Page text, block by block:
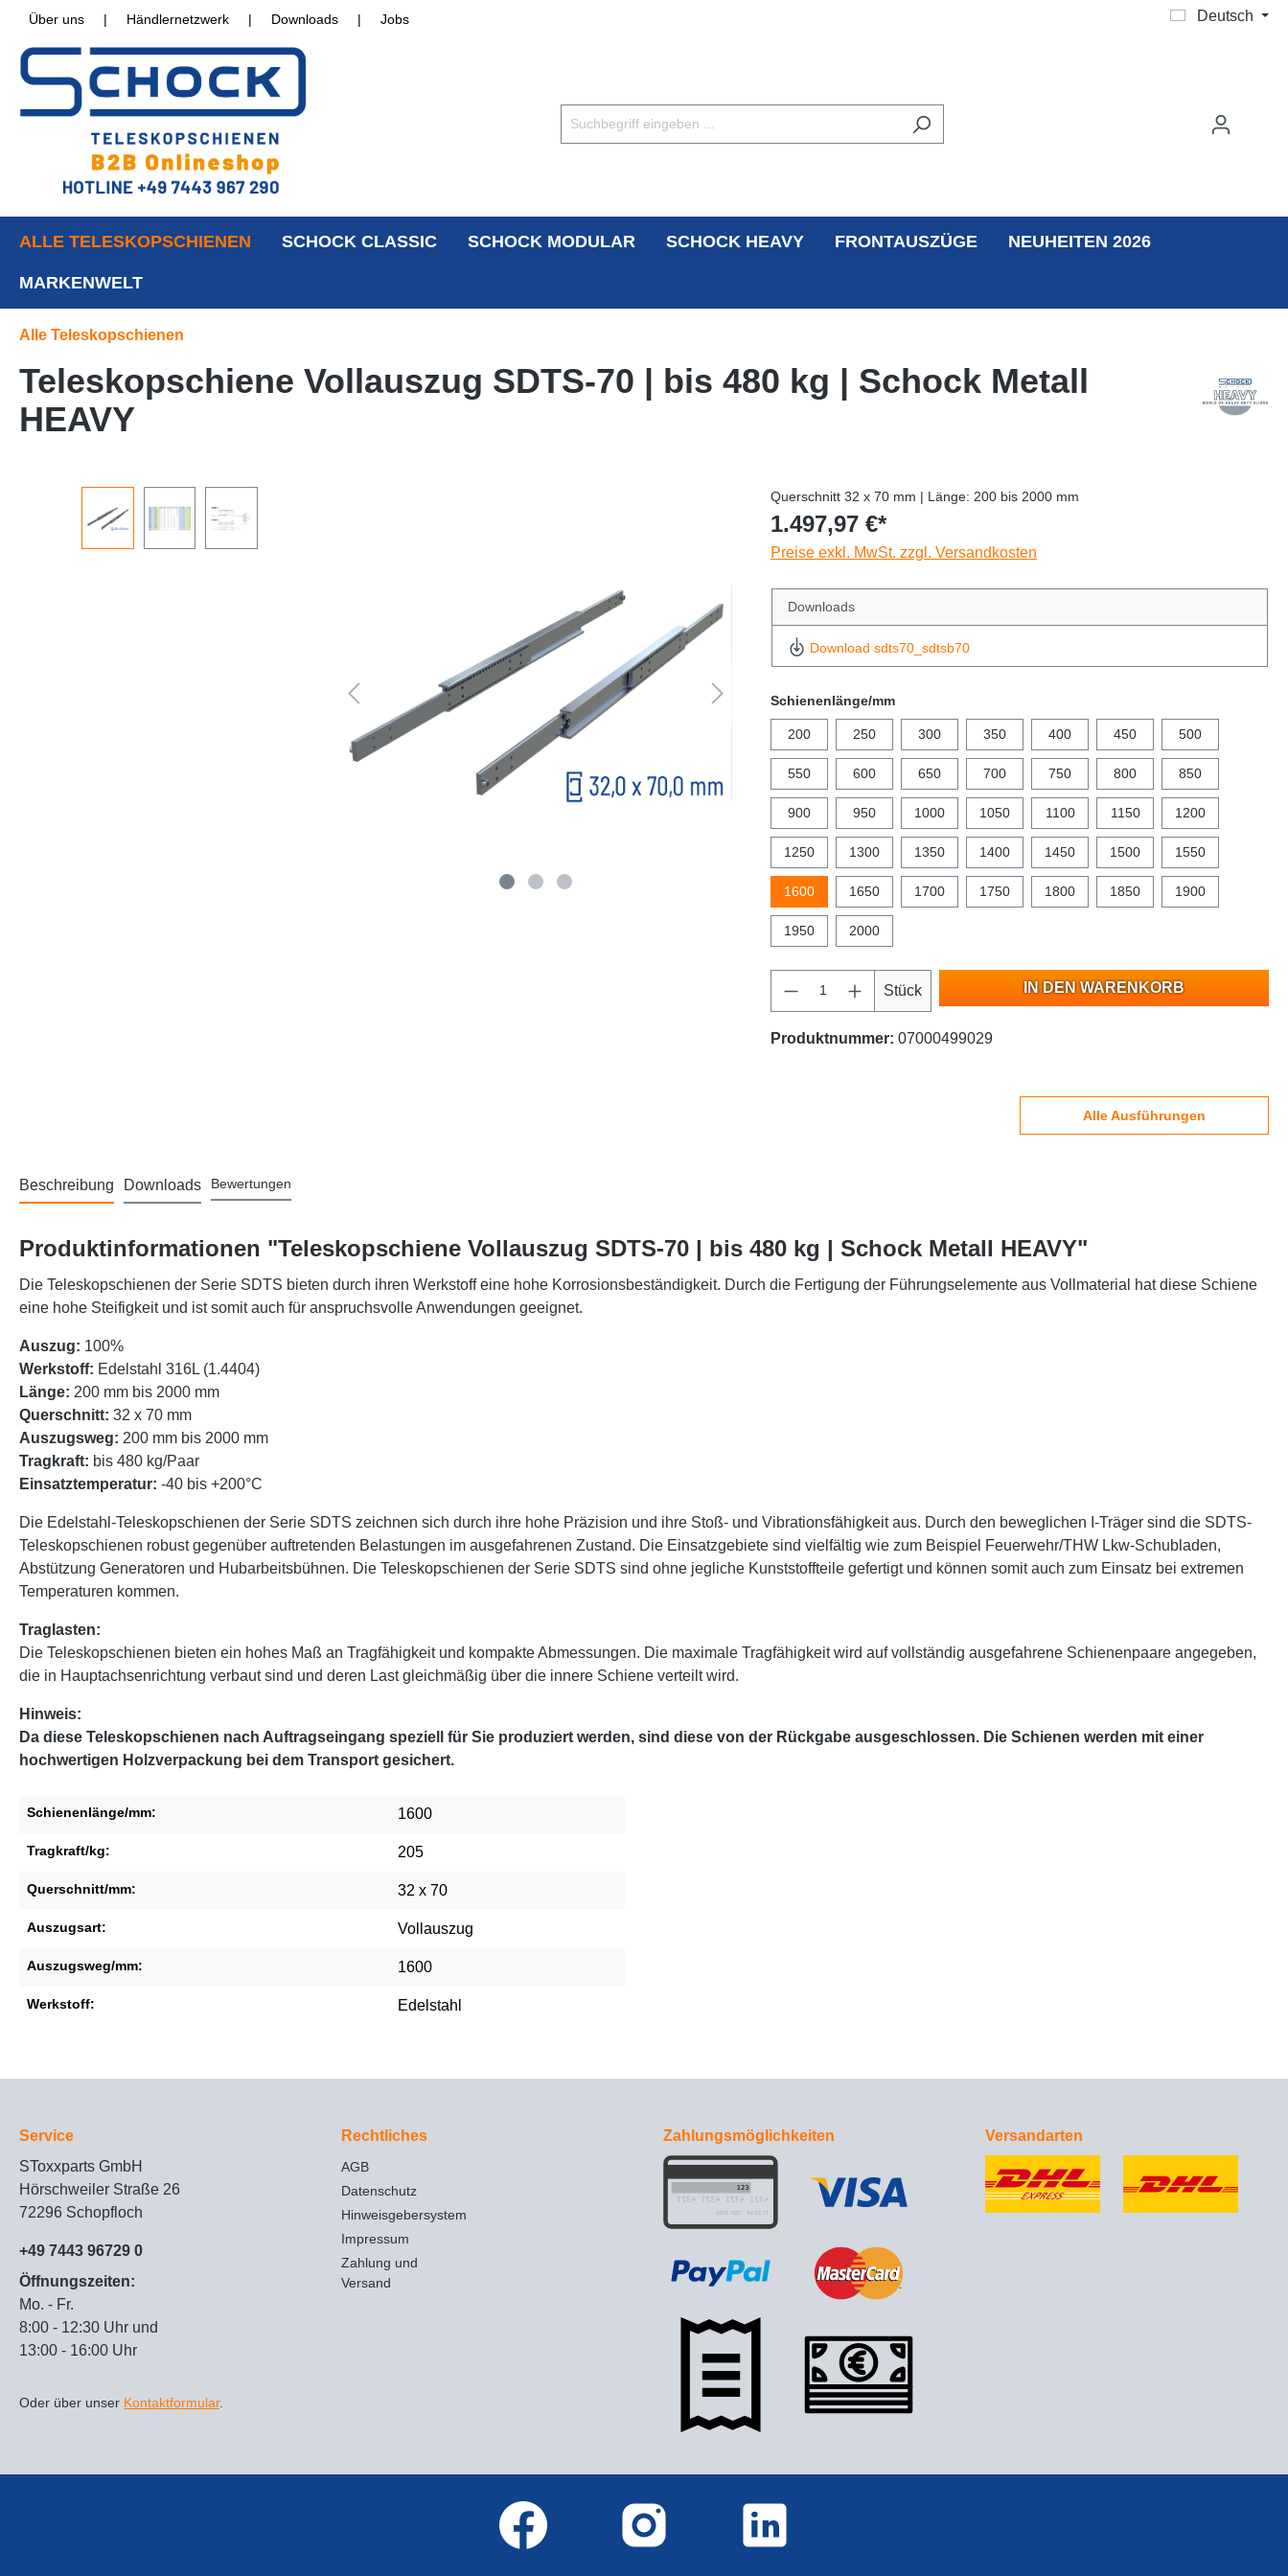
Über uns | Händlernetzwerk | Downloads | Jobs Deutsch
ALLE TELESKOPSCHIENEN SCHOCK CLASSIC SCHOCK MODULAR SCHOCK HEAVY FRONTAUSZÜGE NEUHEITEN 2026
MARKENWELT
Alle Teleskopschienen
Teleskopschiene Vollauszug SDTS-70 | bis 480 kg | Schock Metall
HEAVY
Querschnitt 32 x 70 mm | Länge: 200 bis 2000 mm
1.497,97 €*
Preise exkl. MwSt. zzgl. Versandkosten
Downloads
Download sdts70_sdtsb70
Schienenlänge/mm
200 250 300 350 400 450 500
550 600 650 700 750 800 850
900 950 1000 1050 1100 1150 1200
1250 1300 1350 1400 1450 1500 1550
1600 1650 1700 1750 1800 1850 1900
1950 2000
Stück IN DEN WARENKORB
Produktnummer: 07000499029
Alle Ausführungen
Beschreibung Downloads Bewertungen
Produktinformationen "Teleskopschiene Vollauszug SDTS-70 | bis 480 kg | Schock Metall HEAVY"
Die Teleskopschienen der Serie SDTS bieten durch ihren Werkstoff eine hohe Korrosionsbeständigkeit. Durch die Fertigung der Führungselemente aus Vollmaterial hat diese Schiene
eine hohe Steifigkeit und ist somit auch für anspruchsvolle Anwendungen geeignet.
Auszug: 100%
Werkstoff: Edelstahl 316L (1.4404)
Länge: 200 mm bis 2000 mm
Querschnitt: 32 x 70 mm
Auszugsweg: 200 mm bis 2000 mm
Tragkraft: bis 480 kg/Paar
Einsatztemperatur: -40 bis +200°C
Die Edelstahl-Teleskopschienen der Serie SDTS zeichnen sich durch ihre hohe Präzision und ihre Stoß- und Vibrationsfähigkeit aus. Durch den beweglichen I-Träger sind die SDTS-
Teleskopschienen robust gegenüber auftretenden Belastungen im ausgefahrenen Zustand. Die Einsatzgebiete sind vielfältig wie zum Beispiel Feuerwehr/THW Lkw-Schubladen,
Abstützung Generatoren und Hubarbeitsbühnen. Die Teleskopschienen der Serie SDTS sind ohne jegliche Kunststoffteile gefertigt und können somit auch zum Einsatz bei extremen
Temperaturen kommen.
Traglasten:
Die Teleskopschienen bieten ein hohes Maß an Tragfähigkeit und kompakte Abmessungen. Die maximale Tragfähigkeit wird auf vollständig ausgefahrene Schienenpaare angegeben,
die in Hauptachsenrichtung verbaut sind und deren Last gleichmäßig über die innere Schiene verteilt wird.
Hinweis:
Da diese Teleskopschienen nach Auftragseingang speziell für Sie produziert werden, sind diese von der Rückgabe ausgeschlossen. Die Schienen werden mit einer
hochwertigen Holzverpackung bei dem Transport gesichert.
Schienenlänge/mm: 1600
Tragkraft/kg: 205
Querschnitt/mm: 32 x 70
Auszugsart: Vollauszug
Auszugsweg/mm: 1600
Werkstoff: Edelstahl
Service
SToxxparts GmbH
Hörschweiler Straße 26
72296 Schopfloch
+49 7443 96729 0
Öffnungszeiten:
Mo. - Fr.
8:00 - 12:30 Uhr und
13:00 - 16:00 Uhr
Oder über unser Kontaktformular.
Rechtliches
AGB
Datenschutz
Hinweisgebersystem
Impressum
Zahlung und
Versand
Zahlungsmöglichkeiten Versandarten